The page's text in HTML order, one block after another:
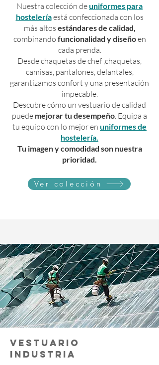
Nuestra colección deuniformes para
hosteleríaestá confeccionada con los
más altos estándares de calidad,
combinando funcionalidad y diseñoen
cada prenda.
Desde chaquetas de chef ,chaquetas,
camisas, pantalones, delantales,
garantizamos confort y una presentación
impecable.
Descubre cómo un vestuario de calidad
puede mejorar tu desempeño . Equipa a
tu equipo con lo mejor en uniformes de
hostelería.
Tu imagen y comodidad son nuestra
prioridad.
Ver colección
VESTUARIO
INDUSTRIA